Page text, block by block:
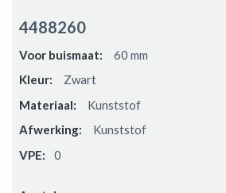
4488260
60 mm
Zwart
Kunststof
Kunststof
0